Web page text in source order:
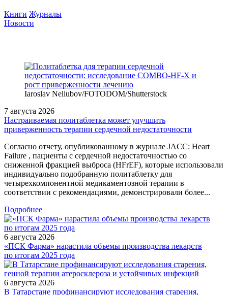
Книги Журналы
Новости
Iaroslav Neliubov/FOTODOM/Shutterstoсk
7 августа 2026
Настраиваемая политаблетка может улучшить
приверженность терапии сердечной недостаточности
Согласно отчету, опубликованному в журнале JACC: Heart
Failure , пациенты с сердечной недостаточностью со
сниженной фракцией выброса (HFrEF), которые использовали
индивидуально подобранную политаблетку для
четырехкомпонентной медикаментозной терапии в
соответствии с рекомендациями, демонстрировали более...
Подробнее
6 августа 2026
«ПСК Фарма» нарастила объемы производства лекарств
по итогам 2025 года
6 августа 2026
В Татарстане профинансируют исследования старения,